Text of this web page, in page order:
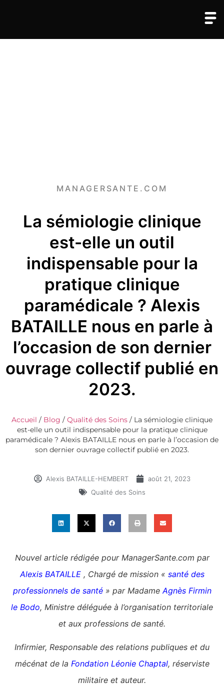
MANAGERSANTE.COM
La sémiologie clinique
est-elle un outil
indispensable pour la
pratique clinique
paramédicale ? Alexis
BATAILLE nous en parle à
l’occasion de son dernier
ouvrage collectif publié en
2023.
Accueil / Blog / Qualité des Soins / La sémiologie clinique
est-elle un outil indispensable pour la pratique clinique
paramédicale ? Alexis BATAILLE nous en parle à l’occasion de
son dernier ouvrage collectif publié en 2023.
Alexis BATAILLE-HEMBERT
août 21, 2023
Qualité des Soins
Nouvel article rédigée pour ManagerSante.com par
Alexis BATAILLE, Chargé de mission « santé des
professionnels de santé » par Madame Agnès Firmin
le Bodo, Ministre déléguée à l’organisation territoriale
et aux professions de santé.
Infirmier, Responsable des relations publiques et du
mécénat de la Fondation Léonie Chaptal, réserviste
militaire et auteur.